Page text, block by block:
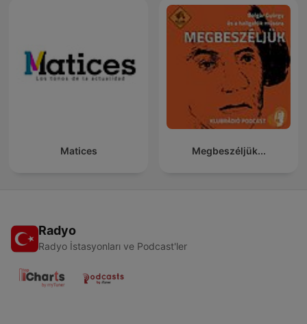
Matices Megbeszéljük...
Radyo
Radyo İstasyonları ve Podcast'ler